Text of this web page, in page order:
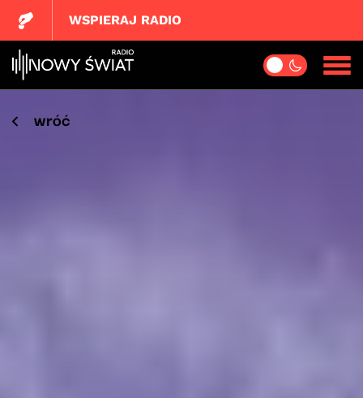
WSPIERAJ RADIO
wróć